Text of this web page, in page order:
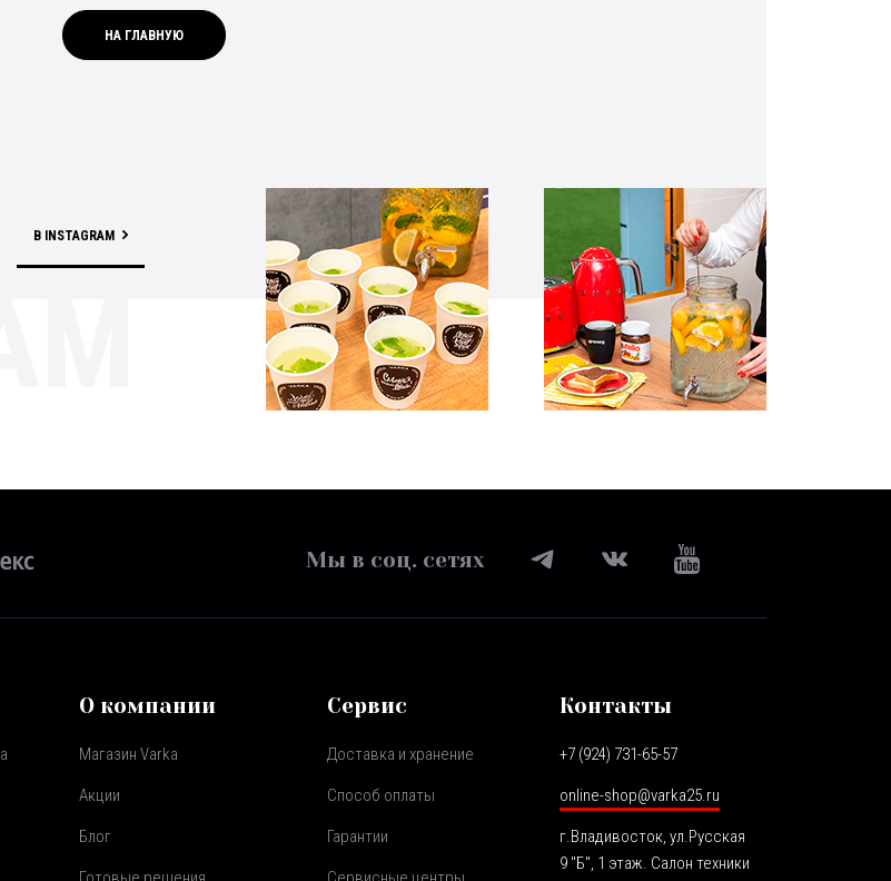
НА ГЛАВНУЮ
В INSTAGRAM
Мы в соц. сетях
О компании
Магазин Varka
Акции
Блог
Сервис
Доставка и хранение
Способ оплаты
Гарантии
Контакты
+7 (924) 731-65-57
online-shop@varka25.ru
г.Владивосток, ул.Русская
9 "Б", 1 этаж. Салон техники